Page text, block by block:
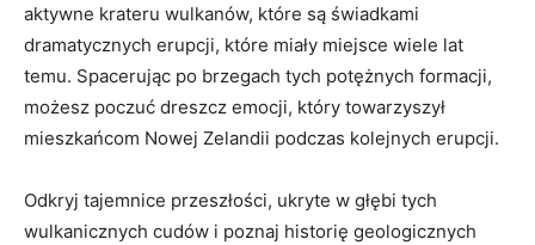
aktywne krateru wulkanów, ⁣które są świadkami
dramatycznych⁢ erupcji, które miały miejsce wiele lat
temu. Spacerując ‌po brzegach ⁢tych potężnych formacji,
możesz poczuć dreszcz emocji, ​który towarzyszył
mieszkańcom Nowej Zelandii⁢ podczas kolejnych erupcji.
Odkryj tajemnice przeszłości, ukryte ⁣w głębi ‌tych
wulkanicznych cudów ⁤i poznaj historię⁣ geologicznych